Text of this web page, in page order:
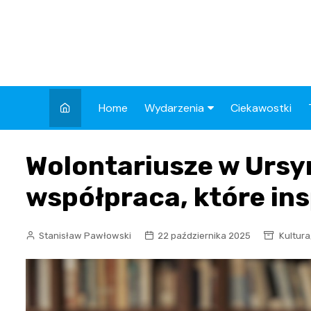
Home Wydarzenia
Wypadek
Drogi
Ciekawostki
Wolontariusze w
współpraca, które
Stanisław Pawłowski 22 października 2025 Kultura